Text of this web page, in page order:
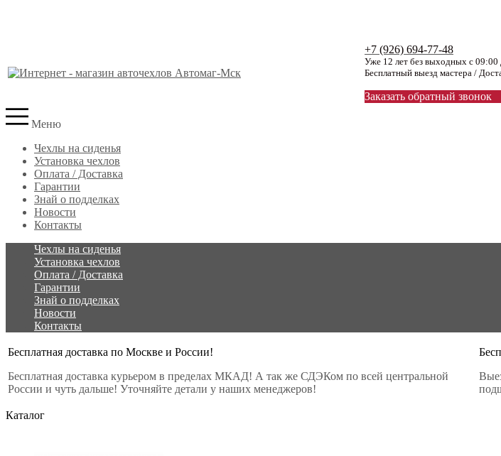
+7 (926) 694-77-48
Уже 12 лет без выходных с 09:00
Бесплатный выезд мастера /
Заказать обратный звонок
Меню
Чехлы на сиденья
Установка чехлов
Оплата / Доставка
Гарантии
Знай о подделках
Новости
Контакты
Чехлы на сиденья
Установка чехлов
Оплата / Доставка
Гарантии
Знай о подделках
Новости
Контакты
Бесплатная доставка по Москве и России!
Бесплатная доставка курьером в пределах МКАД! А так же СДЭКом по всей центральной
России и чуть дальше! Уточняйте детали у наших менеджеров!
Каталог